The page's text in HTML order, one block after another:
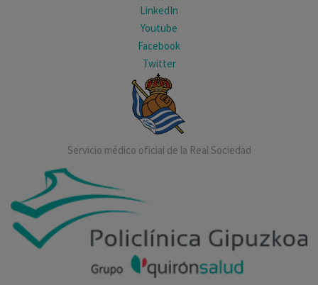
LinkedIn
Youtube
Facebook
Twitter
Servicio médico oficial de la Real Sociedad